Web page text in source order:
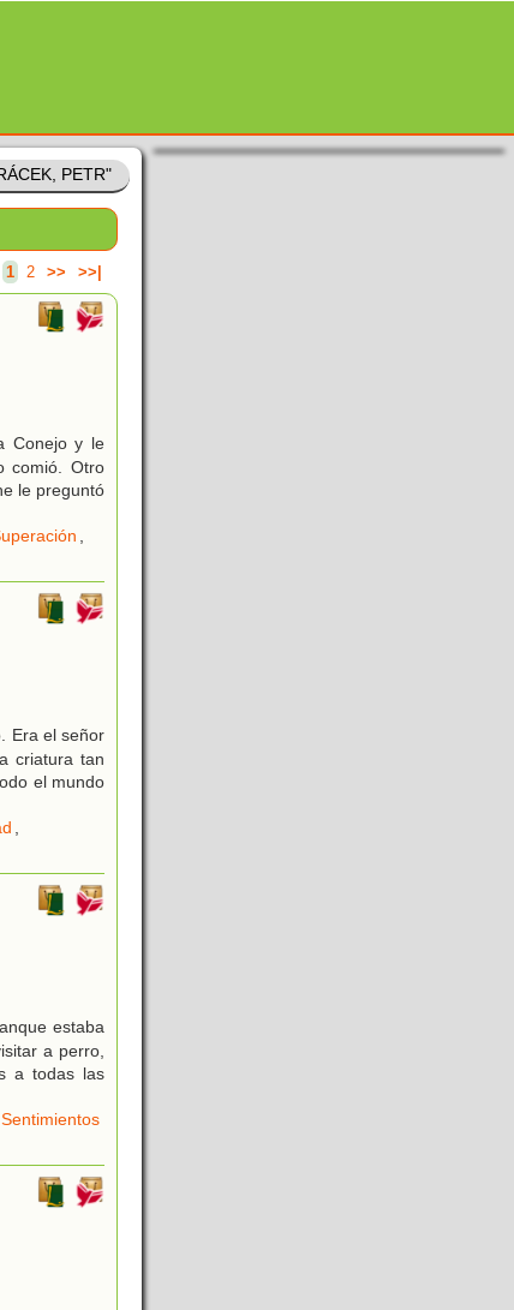
PETR"
1 2 >> >>|
Conejo y le
comió. Otro
le preguntó
,
Era el señor
criatura tan
el mundo
,
estaba
a perro,
a todas las
Sentimientos